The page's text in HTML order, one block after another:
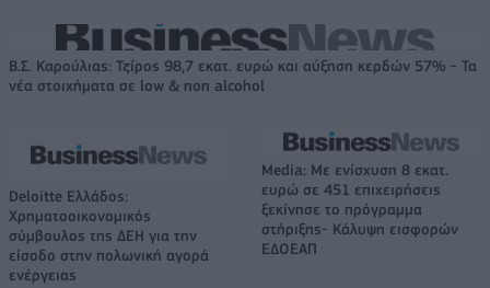
Β.Σ. Καρούλιας: Τζίρος 98,7 εκατ. ευρώ και αύξηση κερδών 57% - Τα
νέα στοιχήματα σε low & non alcohol
Deloitte Ελλάδος:
Χρηματοοικονομικός
σύμβουλος της ΔΕΗ για την
είσοδο στην πολωνική αγορά
ενέργειας
Media: Με ενίσχυση 8 εκατ.
ευρώ σε 451 επιχειρήσεις
ξεκίνησε το πρόγραμμα
στήριξης- Κάλυψη εισφορών
ΕΔΟΕΑΠ